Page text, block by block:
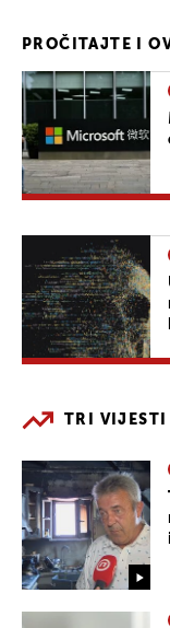
PROČITAJTE I
TRI VIJESTI